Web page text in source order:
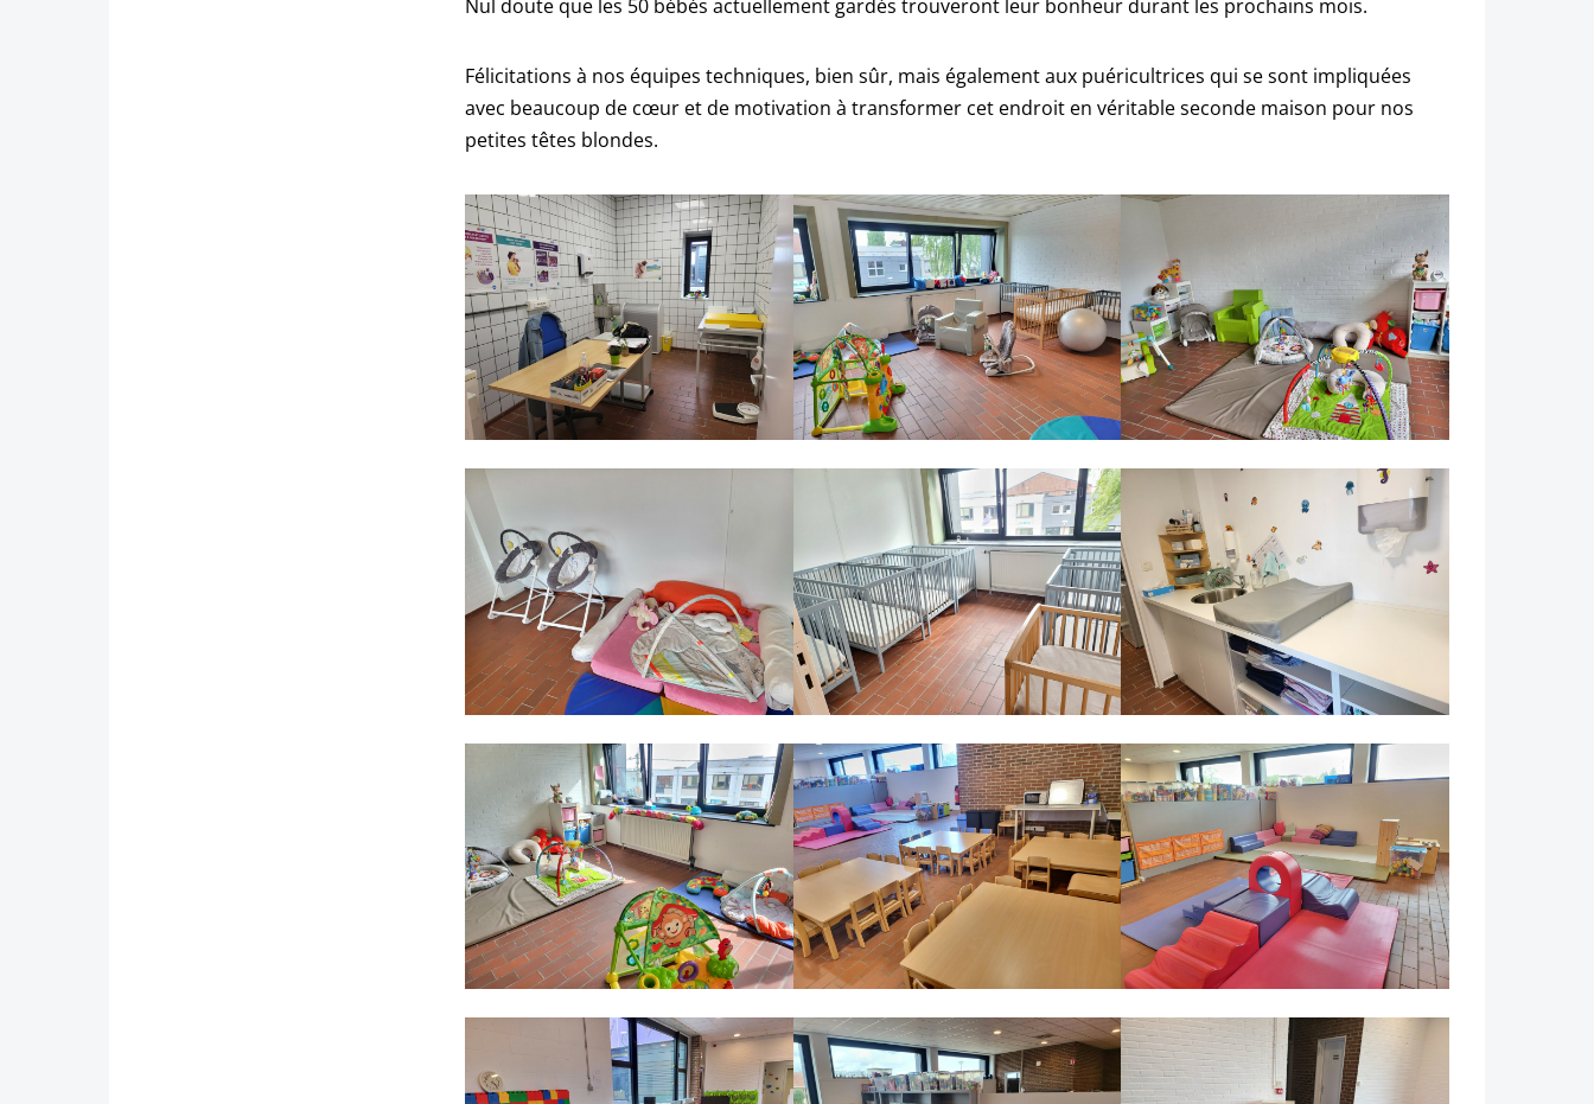
Nul doute que les 50 bébés actuellement gardés trouveront leur bonheur durant les prochains mois.
Félicitations à nos équipes techniques, bien sûr, mais également aux puéricultrices qui se sont impliquées
avec beaucoup de cœur et de motivation à transformer cet endroit en véritable seconde maison pour nos
petites têtes blondes.